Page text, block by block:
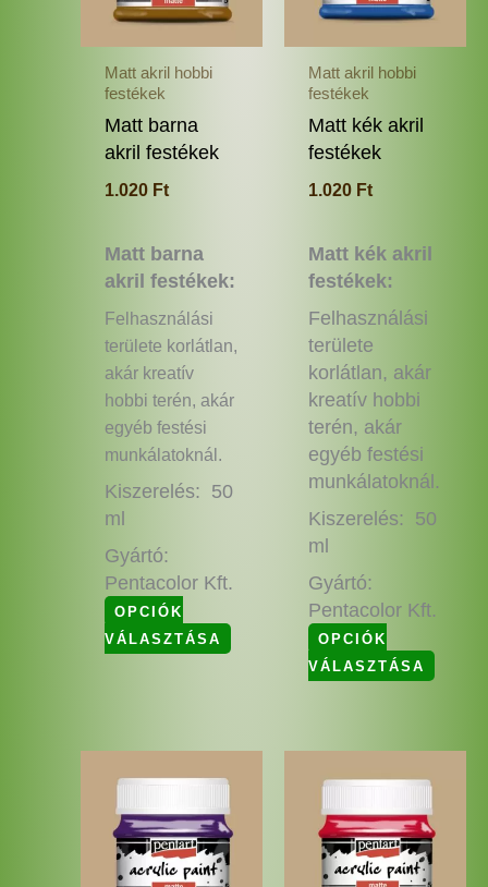
Matt akril hobbi
festékek
Matt barna
akril festékek
1.020 Ft
Matt barna
akril festékek:
Felhasználási
területe korlátlan,
akár kreatív
hobbi terén, akár
egyéb festési
munkálatoknál.
Kiszerelés: 50
ml
Gyártó:
Pentacolor Kft.
OPCIÓK
VÁLASZTÁSA
van.
változatok
termékoldalon
választhatók
Matt akril hobbi
festékek
Matt kék akril
festékek
1.020 Ft
Matt kék akril
festékek:
Felhasználási
területe
korlátlan, akár
kreatív hobbi
terén, akár
egyéb festési
munkálatoknál.
Kiszerelés: 50
ml
Gyártó:
Pentacolor Kft.
OPCIÓK
VÁLASZTÁSA
van.
terméknek
több
több